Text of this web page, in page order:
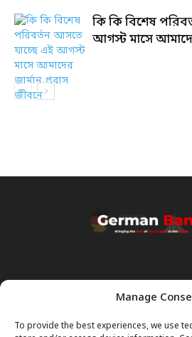
Manage
To provide the best experiences, we use
কি কি বিশেষ
আগস্ট মাসে
Transparency & Disclaimer:
Some content and images on this site are